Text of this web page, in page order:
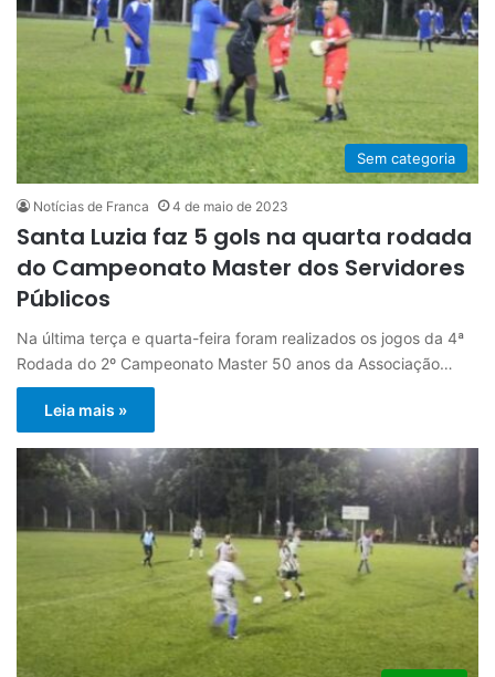
Sem categoria
Notícias de Franca 4 de maio de 2023
Santa Luzia faz 5 gols na quarta rodada
do Campeonato Master dos Servidores
Públicos
Na última terça e quarta-feira foram realizados os jogos da 4ª
Rodada do 2º Campeonato Master 50 anos da Associação…
Leia mais »